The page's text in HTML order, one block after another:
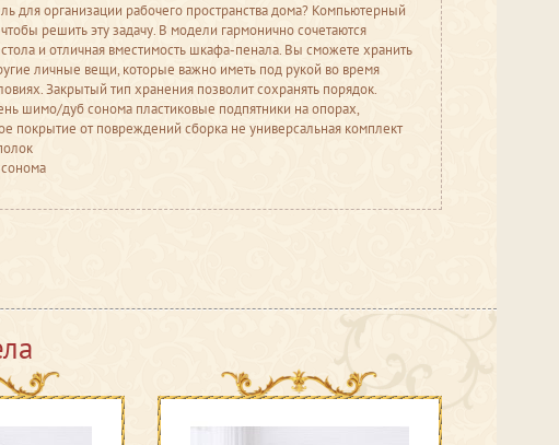
для организации рабочего пространства дома? Компьютерный
решить эту задачу. В модели гармонично сочетаются
и отличная вместимость шкафа-пенала. Вы сможете хранить
личные вещи, которые важно иметь под рукой во время
Закрытый тип хранения позволит сохранять порядок.
шимо/дуб сонома пластиковые подпятники на опорах,
покрытие от повреждений сборка не универсальная комплект